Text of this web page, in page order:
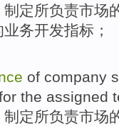
制定所负责市场
业务开发指标；
of company
the assigned
制定所负责市场